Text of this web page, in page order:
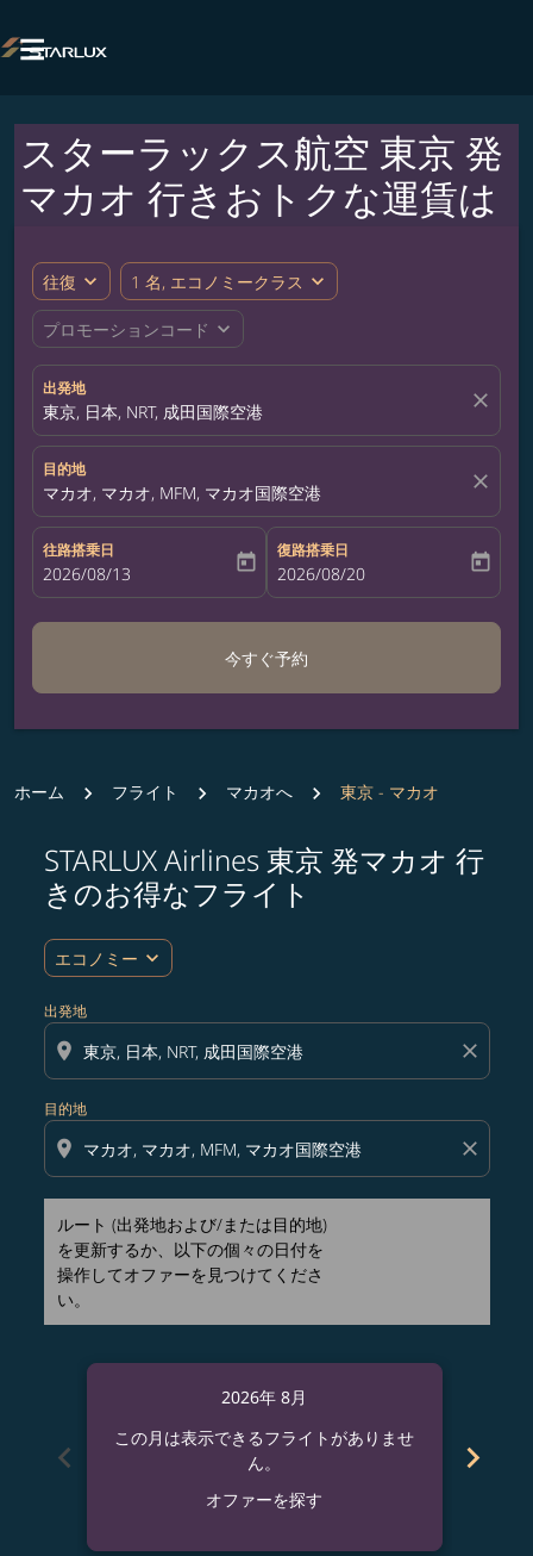

スターラックス航空 東京 発
マカオ 行きおトクな運賃は
往復 expand_more 1 名, エコノミークラス expand_more
プロモーションコード expand_more
出発地
東京, 日本, NRT, 成田国際空港 close
目的地
マカオ, マカオ, MFM, マカオ国際空港 close
往路搭乗日
fc-booking-departure-date-aria-label
2026/08/13 today
復路搭乗日
fc-booking-return-date-aria-label
2026/08/20 today
今すぐ予約
ホーム フライト マカオへ 東京 - マカオ
STARLUX Airlines 東京 発マカオ 行
きのお得なフライト
エコノミー expand_more
出発地
location_on close
目的地
location_on close
ルート (出発地および/または目的地)
を更新するか、以下の個々の日付を
操作してオファーを見つけてくださ
い。
ルート (出発地および/または目的地) を更新するか、以
chevron_left
2026年 8月
この月は表示できるフライトがありませ
ん。
オファーを探す
chevron_right